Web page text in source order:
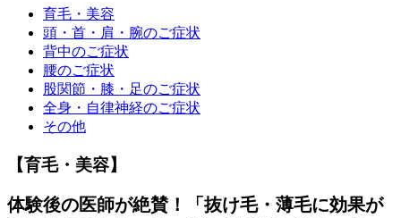
育毛・美容
頭・首・肩・腕のご症状
背中のご症状
腰のご症状
股関節・膝・足のご症状
全身・自律神経のご症状
その他
【育毛・美容】
体験後の医師が絶賛！「抜け毛・薄毛に効果が